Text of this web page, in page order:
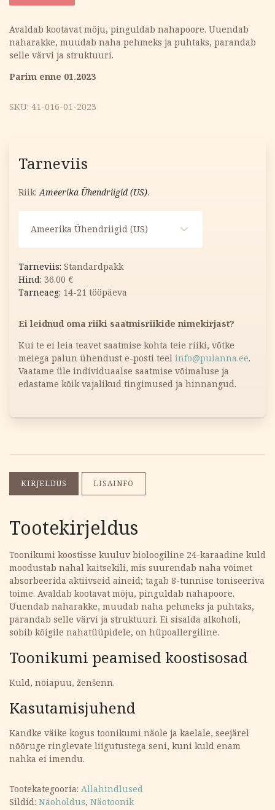
oli:
15.70 €.
is:
12.56 €.
Avaldab kootavat mõju, pinguldab nahapoore. Uuendab
naharakke, muudab naha pehmeks ja puhtaks, parandab
selle värvi ja struktuuri.
Parim enne 01.2023
SKU: 41-016-01-2023
Tarneviis
Riik:Ameerika Ühendriigid (US).
Ameerika Ühendriigid (US)
Standardpakk
36.00 €
14-21 tööpäeva
Ei leidnud oma riiki saatmisriikide nimekirjast?
Kui te ei leia teavet saatmise kohta teie riiki, võtke
meiega palun ühendust e-posti teel info@pulanna.ee.
Vaatame üle individuaalse saatmise võimaluse ja
edastame kõik vajalikud tingimused ja hinnangud.
KIRJELDUS LISAINFO
Tootekirjeldus
Toonikumi koostisse kuuluv bioloogiline 24-karaadine kuld
moodustab nahal kaitsekili, mis suurendab naha võimet
absorbeerida aktiivseid aineid; tagab 8-tunnise toniseeriva
toime. Avaldab kootavat mõju, pinguldab nahapoore.
Uuendab naharakke, muudab naha pehmeks ja puhtaks,
parandab selle värvi ja struktuuri. Ei sisalda alkoholi,
sobib kõigile nahatüüpidele, on hüpoallergiline.
Toonikumi peamised koostisosad
Kuld, nõiapuu, ženšenn.
Kasutamisjuhend
Kandke väike kogus toonikumi näole ja kaelale, seejärel
nõõruge ringlevate liigutustega seni, kuni kuld enam
nahka ei imendu.
Tootekategooria: Allahindlused
Sildid: Näoholdus, Näotoonik